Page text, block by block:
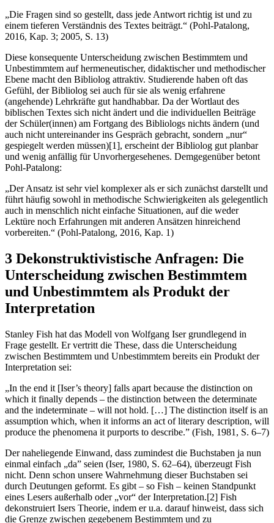
„Die Fragen sind so gestellt, dass jede Antwort richtig ist und zu
einem tieferen Verständnis des Textes beiträgt.“ (Pohl-Patalong,
2016, Kap. 3; 2005, S. 13)
Diese konsequente Unterscheidung zwischen Bestimmtem und
Unbestimmtem auf hermeneutischer, didaktischer und methodischer
Ebene macht den Bibliolog attraktiv. Studierende haben oft das
Gefühl, der Bibliolog sei auch für sie als wenig erfahrene
(angehende) Lehrkräfte gut handhabbar. Da der Wortlaut des
biblischen Textes sich nicht ändert und die individuellen Beiträge
der Schüler(innen) am Fortgang des Bibliologs nichts ändern (und
auch nicht untereinander ins Gespräch gebracht, sondern „nur“
gespiegelt werden müssen)[1], erscheint der Bibliolog gut planbar
und wenig anfällig für Unvorhergesehenes. Demgegenüber betont
Pohl-Patalong:
„Der Ansatz ist sehr viel komplexer als er sich zunächst darstellt und
führt häufig sowohl in methodische Schwierigkeiten als gelegentlich
auch in menschlich nicht einfache Situationen, auf die weder
Lektüre noch Erfahrungen mit anderen Ansätzen hinreichend
vorbereiten.“ (Pohl-Patalong, 2016, Kap. 1)
3 Dekonstruktivistische Anfragen: Die
Unterscheidung zwischen Bestimmtem
und Unbestimmtem als Produkt der
Interpretation
Stanley Fish hat das Modell von Wolfgang Iser grundlegend in
Frage gestellt. Er vertritt die These, dass die Unterscheidung
zwischen Bestimmtem und Unbestimmtem bereits ein Produkt der
Interpretation sei:
„In the end it [Iser’s theory] falls apart because the distinction on
which it finally depends – the distinction between the determinate
and the indeterminate – will not hold. […] The distinction itself is an
assumption which, when it informs an act of literary description, will
produce the phenomena it purports to describe.” (Fish, 1981, S. 6–7)
Der naheliegende Einwand, dass zumindest die Buchstaben ja nun
einmal einfach „da” seien (Iser, 1980, S. 62–64), überzeugt Fish
nicht. Denn schon unsere Wahrnehmung dieser Buchstaben sei
durch Deutungen geformt. Es gibt – so Fish – keinen Standpunkt
eines Lesers außerhalb oder „vor“ der Interpretation.[2] Fish
dekonstruiert Isers Theorie, indem er u.a. darauf hinweist, dass sich
die Grenze zwischen gegebenem Bestimmtem und zu